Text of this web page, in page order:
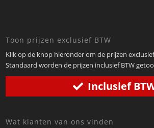
Toon prijzen exclusief BTW
Klik op de knop hieronder om de prijzen
Standaard worden de prijzen inclusief BTW
Inclusief
Wat klanten van ons vinden